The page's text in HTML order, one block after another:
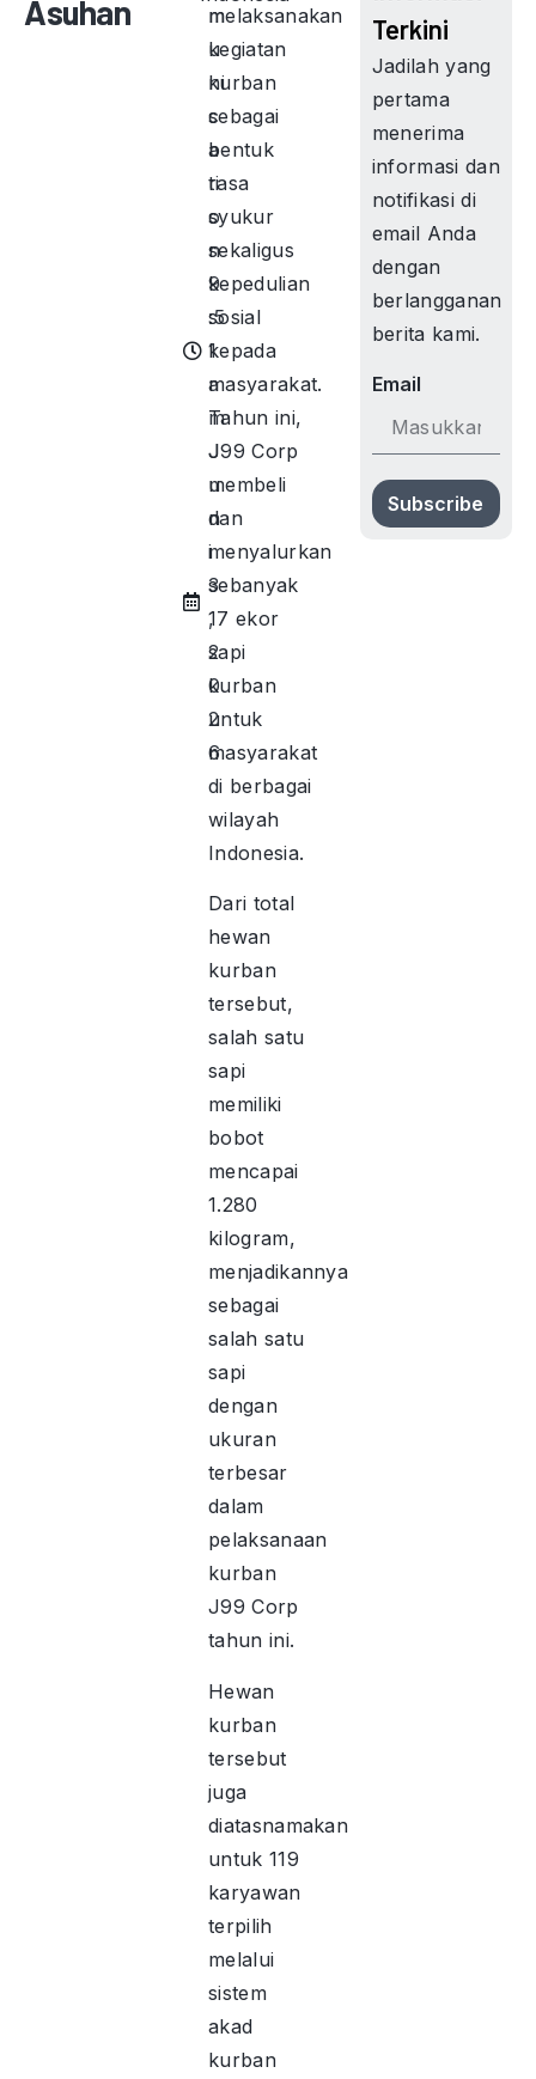
Asuhan
m
u
ni
c
a
ti
o
n
9
:5
1
a
m
J
u
n
i
3
,
2
0
2
6
melaksanakan
kegiatan
kurban
sebagai
bentuk
rasa
syukur
sekaligus
kepedulian
sosial
kepada
masyarakat.
Tahun ini,
J99 Corp
membeli
dan
menyalurkan
sebanyak
17 ekor
sapi
kurban
untuk
masyarakat
di berbagai
wilayah
Indonesia.
Dari total
hewan
kurban
tersebut,
salah satu
sapi
memiliki
bobot
mencapai
1.280
kilogram,
menjadikannya
sebagai
salah satu
sapi
dengan
ukuran
terbesar
dalam
pelaksanaan
kurban
J99 Corp
tahun ini.
Hewan
kurban
tersebut
juga
diatasnamakan
untuk 119
karyawan
terpilih
melalui
sistem
akad
kurban
Terkini
Jadilah yang
pertama
menerima
informasi dan
notifikasi di
email Anda
dengan
berlangganan
berita kami.
Email
Subscribe